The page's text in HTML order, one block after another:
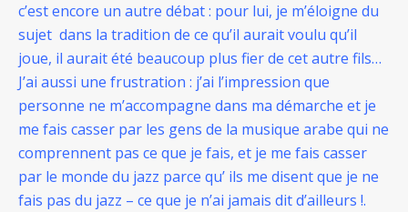
c’est encore un autre débat : pour lui, je m’éloigne du
sujet dans la tradition de ce qu’il aurait voulu qu’il
joue, il aurait été beaucoup plus fier de cet autre fils…
J’ai aussi une frustration : j’ai l’impression que
personne ne m’accompagne dans ma démarche et je
me fais casser par les gens de la musique arabe qui ne
comprennent pas ce que je fais, et je me fais casser
par le monde du jazz parce qu’ ils me disent que je ne
fais pas du jazz – ce que je n’ai jamais dit d’ailleurs !.